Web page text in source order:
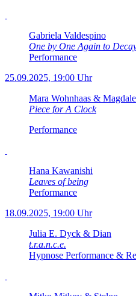
Gabriela Valdespino
One by One Again to
Performance
25.09.2025, 19:00 Uhr
Mara Wohnhaas &
Piece for A Clock
Performance
Hana Kawanishi
Leaves of being
Performance
18.09.2025, 19:00 Uhr
Julia E. Dyck & Dian
t.r.a.n.c.e.
Hypnose Performance &